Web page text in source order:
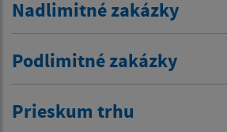
Nadlimitné zakázky
Podlimitné zakázky
Prieskum trhu